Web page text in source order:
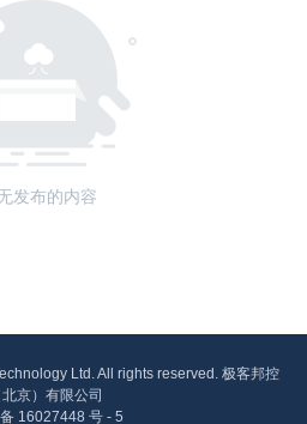
发布的内容
Ltd. All rights reserved. 极客邦控
京）有限公司
16027448 号 - 5